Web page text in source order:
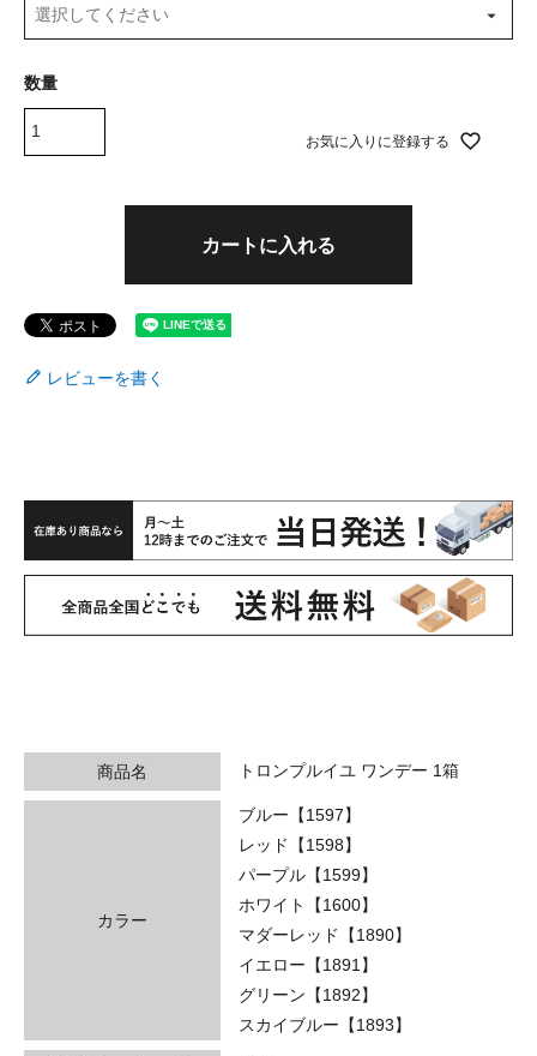
必
お気に入りに登録する
カートに入れる
レビューを書く
商品名 トロンプルイユ ワンデー 1箱
カラー
ブルー【1597】
レッド【1598】
パープル【1599】
ホワイト【1600】
マダーレッド【1890】
イエロー【1891】
グリーン【1892】
スカイブルー【1893】